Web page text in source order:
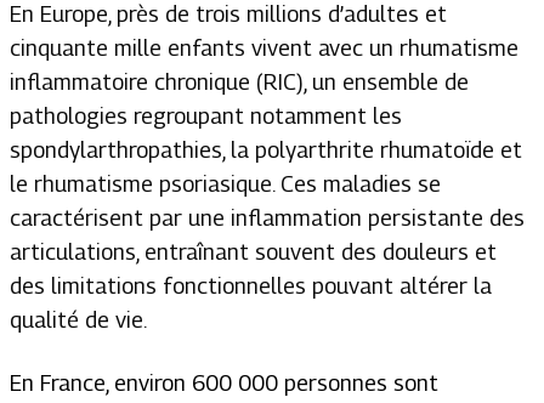
En Europe, près de trois millions d’adultes et
cinquante mille enfants vivent avec un rhumatisme
inflammatoire chronique (RIC), un ensemble de
pathologies regroupant notamment les
spondylarthropathies, la polyarthrite rhumatoïde et
le rhumatisme psoriasique. Ces maladies se
caractérisent par une inflammation persistante des
articulations, entraînant souvent des douleurs et
des limitations fonctionnelles pouvant altérer la
qualité de vie.
En France, environ 600 000 personnes sont